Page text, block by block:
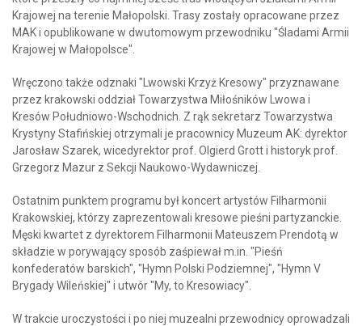
Krajowej na terenie Małopolski. Trasy zostały opracowane przez
MAK i opublikowane w dwutomowym przewodniku "Śladami Armii
Krajowej w Małopolsce".
Wręczono także odznaki "Lwowski Krzyż Kresowy" przyznawane
przez krakowski oddział Towarzystwa Miłośników Lwowa i
Kresów Południowo-Wschodnich. Z rąk sekretarz Towarzystwa
Krystyny Stafińskiej otrzymali je pracownicy Muzeum AK: dyrektor
Jarosław Szarek, wicedyrektor prof. Olgierd Grott i historyk prof.
Grzegorz Mazur z Sekcji Naukowo-Wydawniczej.
Ostatnim punktem programu był koncert artystów Filharmonii
Krakowskiej, którzy zaprezentowali kresowe pieśni partyzanckie.
Męski kwartet z dyrektorem Filharmonii Mateuszem Prendotą w
składzie w porywający sposób zaśpiewał m.in. "Pieśń
konfederatów barskich", "Hymn Polski Podziemnej", "Hymn V
Brygady Wileńskiej" i utwór "My, to Kresowiacy".
W trakcie uroczystości i po niej muzealni przewodnicy oprowadzali